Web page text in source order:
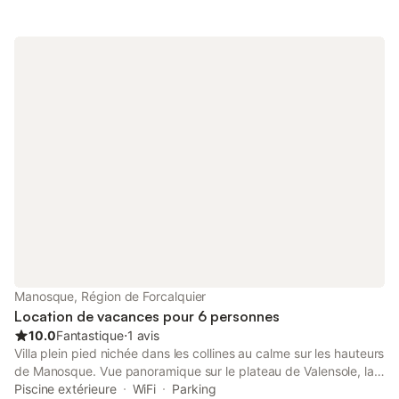
Manosque, Région de Forcalquier
Location de vacances pour 6 personnes
10.0Fantastique⋅1 avis
Villa plein pied nichée dans les collines au calme sur les hauteurs
de Manosque. Vue panoramique sur le plateau de Valensole, la
forêt de Pélicier, la Sainte Baume. Terrasses et pergola alternant
Piscine extérieure WiFi
Parking